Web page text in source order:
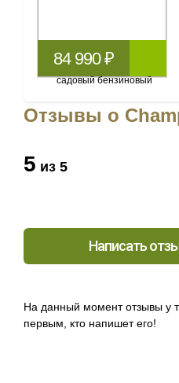
84 990 ₽
Отзывы о
5 из 5
Написать
На данный момент отзывы у
первым, кто напишет его!